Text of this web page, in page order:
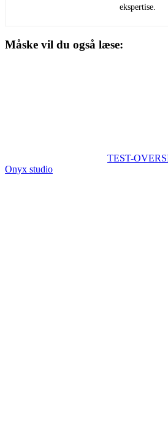
ekspertise.
Måske vil du også læse:
TEST-
Onyx studio